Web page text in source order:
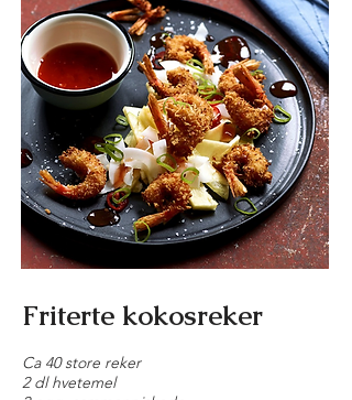
Friterte kokosreker
Ca 40 store reker
2 dl hvetemel